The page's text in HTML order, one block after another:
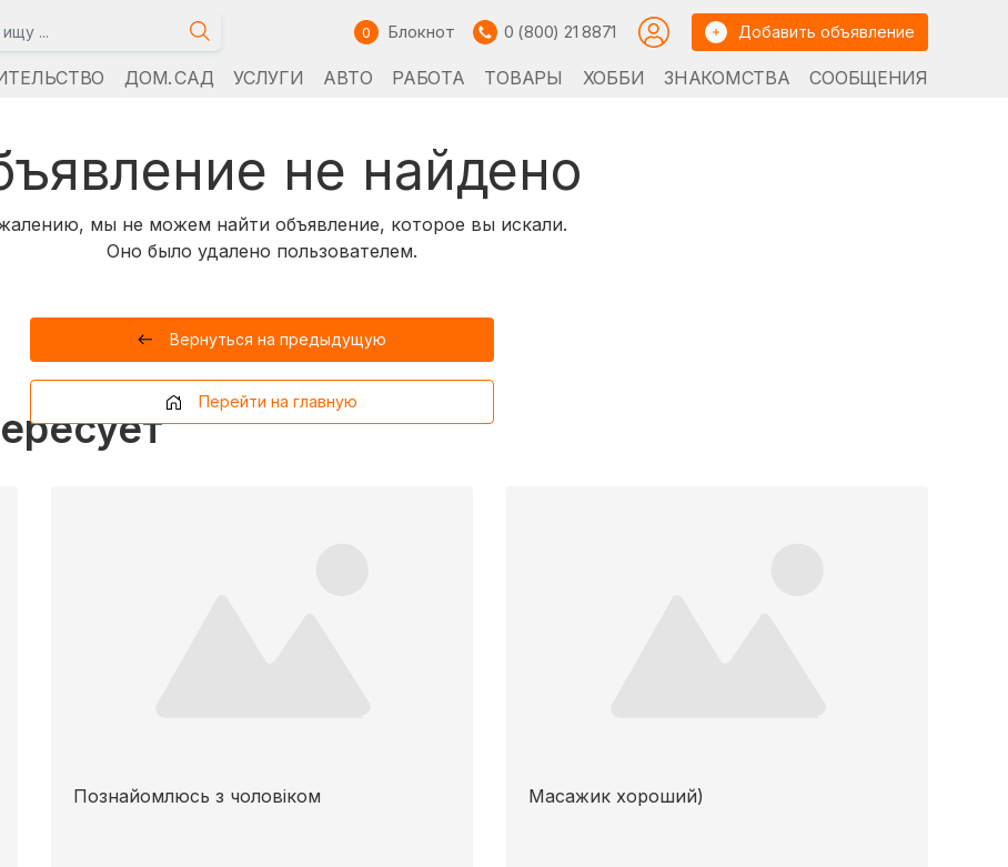
0 Блокнот 0 (800) 21 8871 Добавить объявление
ДОМ. САД УСЛУГИ АВТО РАБОТА ТОВАРЫ ХОББИ ЗНАКОМСТВА СООБЩЕНИЯ
не найдено
мы не можем найти объявление, которое вы искали.
Оно было удалено пользователем.
Вернуться на предыдущую
Перейти на главную
Познайомлюсь з чоловіком Масажик хороший)